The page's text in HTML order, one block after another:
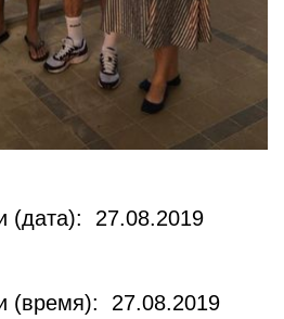
(дата): 27.08.2019
(время): 27.08.2019